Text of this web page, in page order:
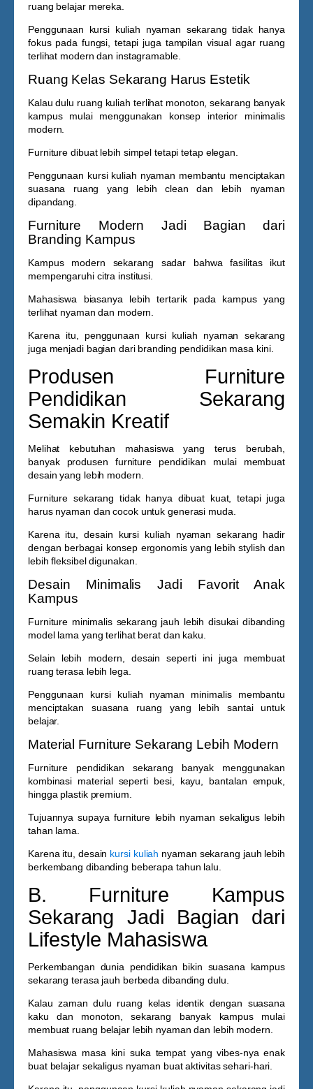
ruang belajar mereka.
Penggunaan kursi kuliah nyaman sekarang tidak hanya
fokus pada fungsi, tetapi juga tampilan visual agar ruang
terlihat modern dan instagramable.
Ruang Kelas Sekarang Harus Estetik
Kalau dulu ruang kuliah terlihat monoton, sekarang banyak
kampus mulai menggunakan konsep interior minimalis
modern.
Furniture dibuat lebih simpel tetapi tetap elegan.
Penggunaan kursi kuliah nyaman membantu menciptakan
suasana ruang yang lebih clean dan lebih nyaman
dipandang.
Furniture Modern Jadi Bagian dari
Branding Kampus
Kampus modern sekarang sadar bahwa fasilitas ikut
mempengaruhi citra institusi.
Mahasiswa biasanya lebih tertarik pada kampus yang
terlihat nyaman dan modern.
Karena itu, penggunaan kursi kuliah nyaman sekarang
juga menjadi bagian dari branding pendidikan masa kini.
Produsen Furniture
Pendidikan Sekarang
Semakin Kreatif
Melihat kebutuhan mahasiswa yang terus berubah,
banyak produsen furniture pendidikan mulai membuat
desain yang lebih modern.
Furniture sekarang tidak hanya dibuat kuat, tetapi juga
harus nyaman dan cocok untuk generasi muda.
Karena itu, desain kursi kuliah nyaman sekarang hadir
dengan berbagai konsep ergonomis yang lebih stylish dan
lebih fleksibel digunakan.
Desain Minimalis Jadi Favorit Anak
Kampus
Furniture minimalis sekarang jauh lebih disukai dibanding
model lama yang terlihat berat dan kaku.
Selain lebih modern, desain seperti ini juga membuat
ruang terasa lebih lega.
Penggunaan kursi kuliah nyaman minimalis membantu
menciptakan suasana ruang yang lebih santai untuk
belajar.
Material Furniture Sekarang Lebih Modern
Furniture pendidikan sekarang banyak menggunakan
kombinasi material seperti besi, kayu, bantalan empuk,
hingga plastik premium.
Tujuannya supaya furniture lebih nyaman sekaligus lebih
tahan lama.
Karena itu, desain kursi kuliah nyaman sekarang jauh lebih
berkembang dibanding beberapa tahun lalu.
B. Furniture Kampus
Sekarang Jadi Bagian dari
Lifestyle Mahasiswa
Perkembangan dunia pendidikan bikin suasana kampus
sekarang terasa jauh berbeda dibanding dulu.
Kalau zaman dulu ruang kelas identik dengan suasana
kaku dan monoton, sekarang banyak kampus mulai
membuat ruang belajar lebih nyaman dan lebih modern.
Mahasiswa masa kini suka tempat yang vibes-nya enak
buat belajar sekaligus nyaman buat aktivitas sehari-hari.